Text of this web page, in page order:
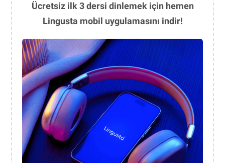
Ücretsiz ilk 3 dersi dinlemek için hemen
Lingusta mobil uygulamasını indir!